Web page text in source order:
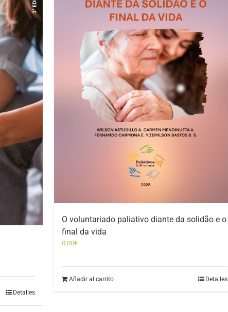
Detalles
O voluntariado paliativo diante da solidão e o
final da vida
0,00€
Añadir al carrito Detalles